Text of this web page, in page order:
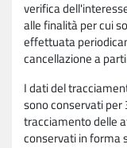
verifica
alle finalità per cui
effettuata
cancellazione a
I dati del
sono conservati per
tracciamento delle
conservati in forma